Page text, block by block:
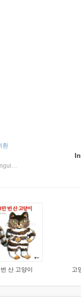
환
Group
산 고양이 고